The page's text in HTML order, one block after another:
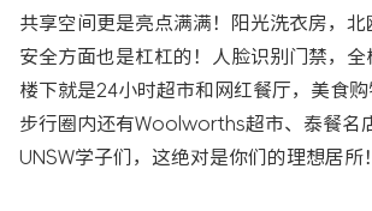
共享空间更是亮点满满！阳光洗衣房，
安全方面也是杠杠的！人脸识别门禁，
楼下就是24小时超市和网红餐厅，美食购
步行圈内还有Woolworths超市、泰餐名
UNSW学子们，这绝对是你们的理想居所